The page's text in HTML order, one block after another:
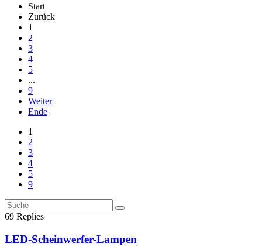
Start
Zurück
1
2
3
4
5
...
9
Weiter
Ende
1
2
3
4
5
9
69 Replies
LED-Scheinwerfer-Lampen